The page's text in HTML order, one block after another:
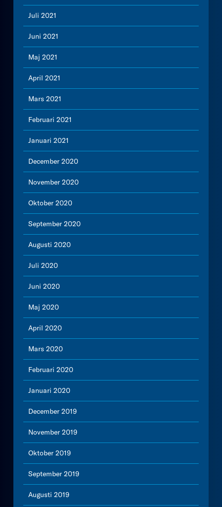
Juli 2021
Juni 2021
Maj 2021
April 2021
Mars 2021
Februari 2021
Januari 2021
December 2020
November 2020
Oktober 2020
September 2020
Augusti 2020
Juli 2020
Juni 2020
Maj 2020
April 2020
Mars 2020
Februari 2020
Januari 2020
December 2019
November 2019
Oktober 2019
September 2019
Augusti 2019